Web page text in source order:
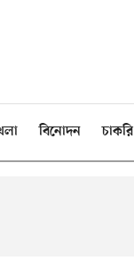
বিনোদন চাকরি